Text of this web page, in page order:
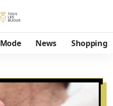
Mode News Shopping